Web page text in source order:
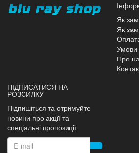
Як
Як
Умови
Про
ПІДПИСАТИСЯ НА
РОЗСИЛКУ
Підпишіться та отримуйте
новини про акції та
спеціальні пропозиції